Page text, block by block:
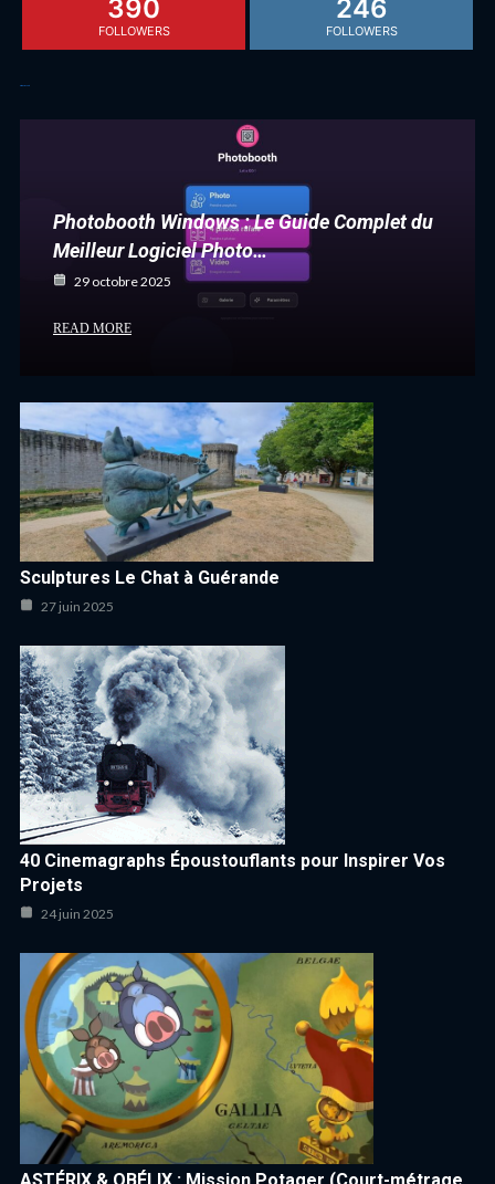
390
FOLLOWERS
246
FOLLOWERS
Photobooth Windows : Le Guide Complet du
Meilleur Logiciel Photo…
29 octobre 2025
READ MORE
Sculptures Le Chat à Guérande
27 juin 2025
40 Cinemagraphs Époustouflants pour Inspirer Vos
Projets
24 juin 2025
ASTÉRIX & OBÉLIX : Mission Potager (Court-métrage